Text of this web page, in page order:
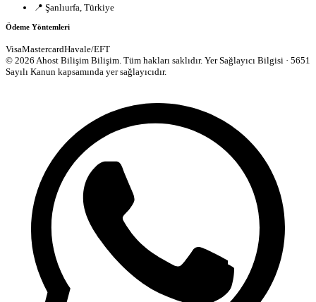
📍 Şanlıurfa, Türkiye
Ödeme Yöntemleri
VisaMastercardHavale/EFT
© 2026 Ahost Bilişim Bilişim. Tüm hakları saklıdır. Yer Sağlayıcı Bilgisi · 5651
Sayılı Kanun kapsamında yer sağlayıcıdır.